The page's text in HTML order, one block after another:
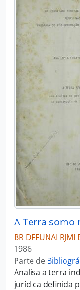
BR DFFUNAI
1986
Parte de
Analisa a terra
jurídica definida